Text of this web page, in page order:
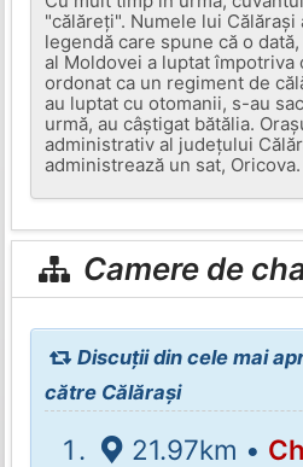
"călăreți". Numele lui
legendă care spune că o
al Moldovei a luptat împotriva
ordonat ca un regiment de
au luptat cu otomanii, s-au
urmă, au câștigat bătălia.
administrativ al județului
administrează un sat, Oricova.
Camere de
Discuții din cele mai
către Călărași
21.97km •